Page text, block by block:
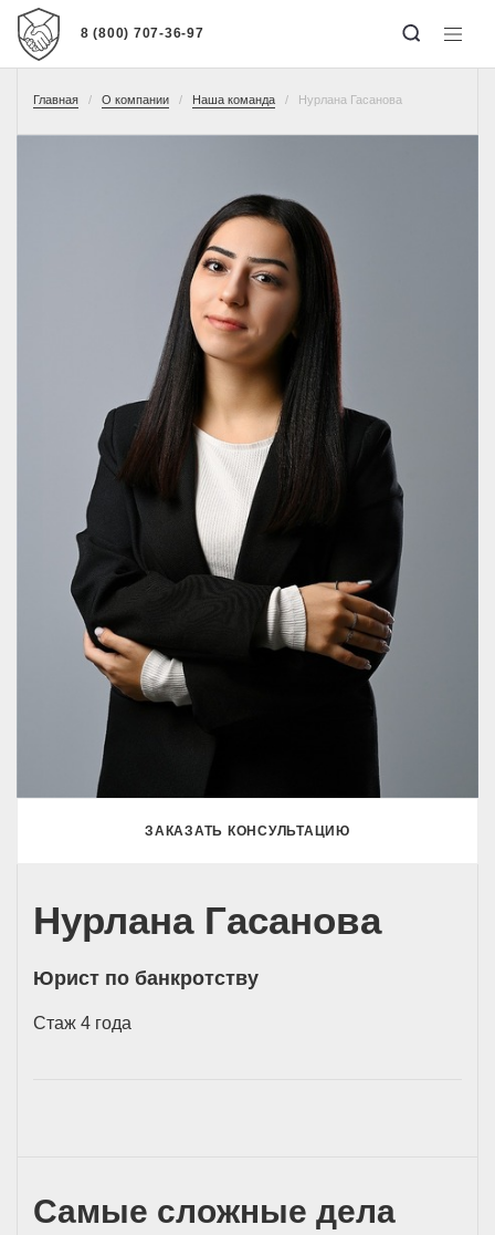
8 (800) 707-36-97
Главная О компании Наша команда Нурлана Гасанова
ЗАКАЗАТЬ КОНСУЛЬТАЦИЮ
Нурлана Гасанова
Юрист по банкротству
Стаж 4 года
Самые сложные дела